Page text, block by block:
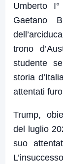
Umberto
Gaetano
trono
studente
storia
attentati
Trump,
del luglio
suo